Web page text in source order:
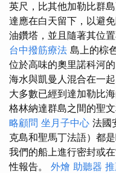
英尺，比其他加勒比群
達應在白天留下，以避
油鑽塔，並且隨著其位
台中撥筋療法 島上的棕
位於高味的奧里諾科河
海水與凱曼人混合在一起
大多數已經到達加勒比
格林納達群島之間的聖
略顧問 坐月子中心 法國
克島和聖馬丁法語）都
我們的船上進行密封或
性報告。 外燴 助聽器